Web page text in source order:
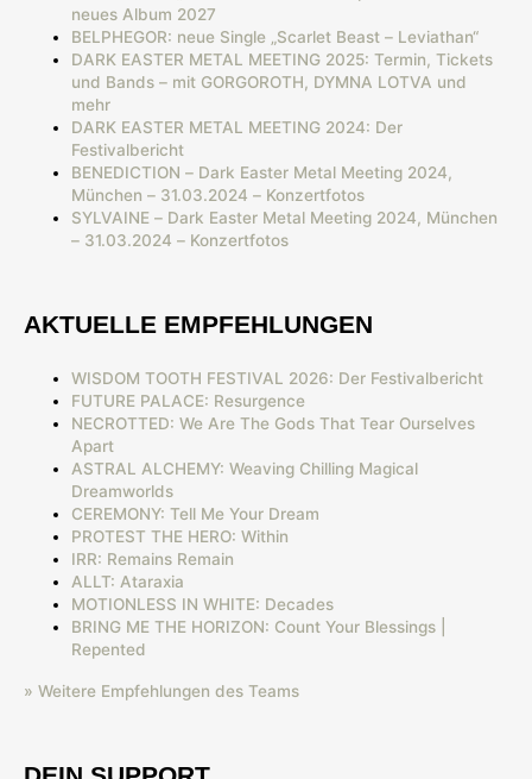
neues Album 2027
BELPHEGOR: neue Single „Scarlet Beast – Leviathan“
DARK EASTER METAL MEETING 2025: Termin, Tickets
und Bands – mit GORGOROTH, DYMNA LOTVA und
mehr
DARK EASTER METAL MEETING 2024: Der
Festivalbericht
BENEDICTION – Dark Easter Metal Meeting 2024,
München – 31.03.2024 – Konzertfotos
SYLVAINE – Dark Easter Metal Meeting 2024, München
– 31.03.2024 – Konzertfotos
AKTUELLE EMPFEHLUNGEN
WISDOM TOOTH FESTIVAL 2026: Der Festivalbericht
FUTURE PALACE: Resurgence
NECROTTED: We Are The Gods That Tear Ourselves
Apart
ASTRAL ALCHEMY: Weaving Chilling Magical
Dreamworlds
CEREMONY: Tell Me Your Dream
PROTEST THE HERO: Within
IRR: Remains Remain
ALLT: Ataraxia
MOTIONLESS IN WHITE: Decades
BRING ME THE HORIZON: Count Your Blessings |
Repented
» Weitere Empfehlungen des Teams